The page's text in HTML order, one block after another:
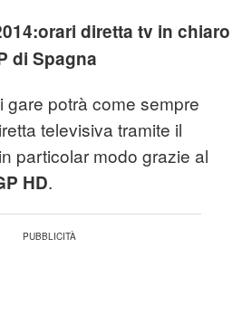
diretta tv in chiaro
di Spagna
gare potrà come sempre
televisiva tramite il
particolar modo grazie al
HD.